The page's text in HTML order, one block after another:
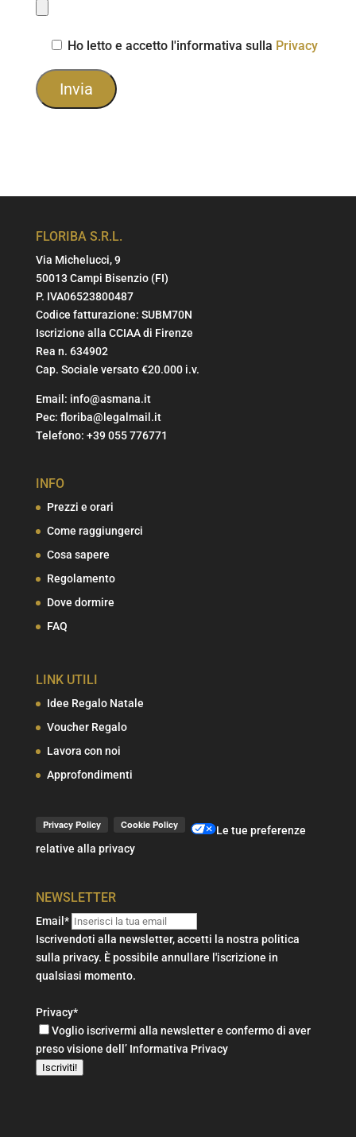
Ho letto e accetto l'informativa sulla Privacy
FLORIBA S.R.L.
Via Michelucci, 9
50013 Campi Bisenzio (FI)
P. IVA06523800487
Codice fatturazione: SUBM70N
Iscrizione alla CCIAA di Firenze
Rea n. 634902
Cap. Sociale versato €20.000 i.v.
Email: info@asmana.it
Pec: floriba@legalmail.it
Telefono: +39 055 776771
INFO
Prezzi e orari
Come raggiungerci
Cosa sapere
Regolamento
Dove dormire
FAQ
LINK UTILI
Idee Regalo Natale
Voucher Regalo
Lavora con noi
Approfondimenti
Le tue preferenze
relative alla privacy
NEWSLETTER
Email*
Iscrivendoti alla newsletter, accetti la nostra politica
sulla privacy. È possibile annullare l'iscrizione in
qualsiasi momento.
Privacy*
Voglio iscrivermi alla newsletter e confermo di aver
preso visione dell’ Informativa Privacy
Iscriviti!